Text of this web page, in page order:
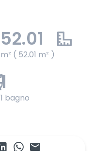
52.01
m² ( 52.01 m² )
1
1 bagno